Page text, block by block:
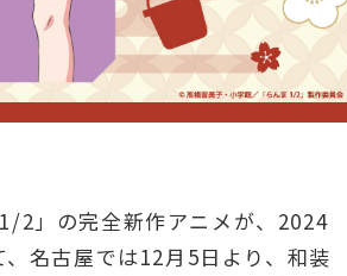
2」の完全新作アニメが、2024
名古屋では12月5日より、和装